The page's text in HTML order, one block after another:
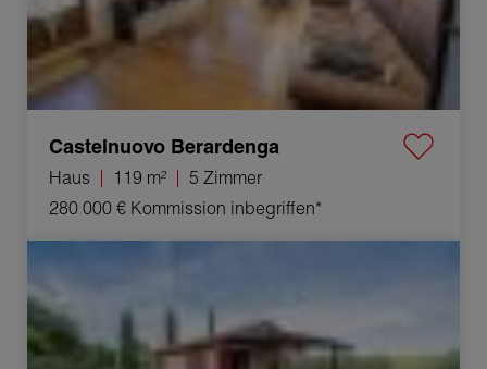
Castelnuovo Berardenga
Haus 119 m²
5 Zimmer
280 000 € Kommission inbegriffen*